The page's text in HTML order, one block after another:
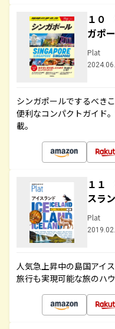
１０
ガポ
Plat
シンガポールでするべき
便利なコンパクトガイド
載。
１１
スラ
Plat
人気急上昇中の島国アイ
旅行も実現可能な旅のハ